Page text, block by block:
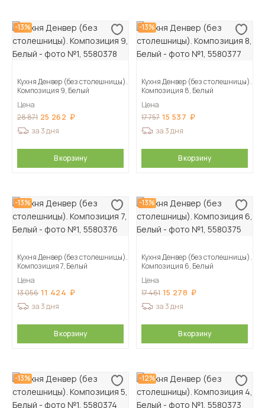
-13%
Кухня Денвер (без столешницы).
Композиция 9, Белый
Цена
28 871 25 262
за 3 дня
В корзину
-13%
Кухня Денвер (без столешницы).
Композиция 8, Белый
Цена
17 757 15 537
за 3 дня
В корзину
-13%
Кухня Денвер (без столешницы).
Композиция 7, Белый
Цена
13 056 11 424
за 3 дня
В корзину
-13%
Кухня Денвер (без столешницы).
Композиция 6, Белый
Цена
17 461 15 278
за 3 дня
В корзину
-13% -12%